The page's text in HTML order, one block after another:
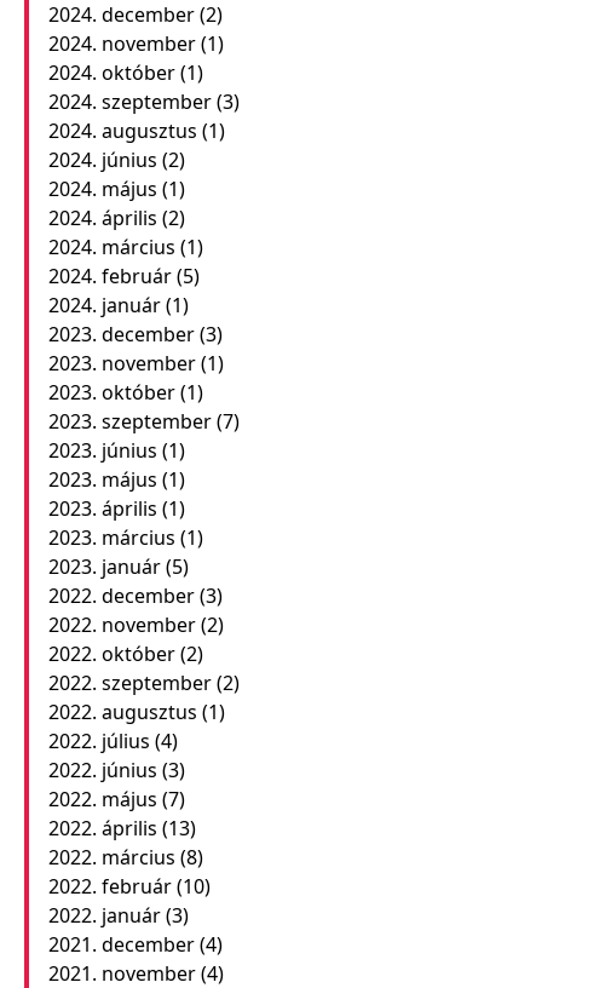
2024. december(2)
2024. november(1)
2024. október(1)
2024. szeptember(3)
2024. augusztus (1)
2024. június (2)
2024. május (1)
2024. április (2)
2024. március (1)
2024. február(5)
2024. január(1)
2023. december(3)
2023. november(1)
2023. október(1)
2023. szeptember(7)
2023. június (1)
2023. május (1)
2023. április (1)
2023. március (1)
2023. január(5)
2022. december(3)
2022. november(2)
2022. október(2)
2022. szeptember(2)
2022. augusztus (1)
2022. július (4)
2022. június (3)
2022. május (7)
2022. április (13)
2022. március (8)
2022. február(10)
2022. január(3)
2021. december(4)
2021. november(4)